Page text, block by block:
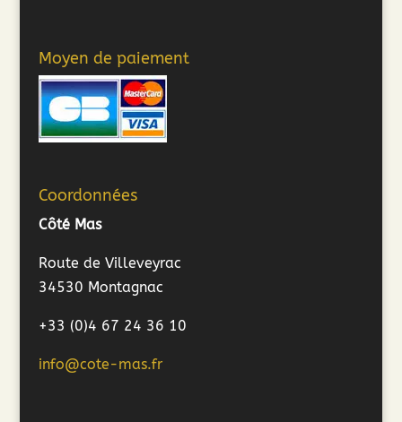
Moyen de paiement
Coordonnées
Côté Mas
Route de Villeveyrac
34530 Montagnac
+33 (0)4 67 24 36 10
info@cote-mas.fr